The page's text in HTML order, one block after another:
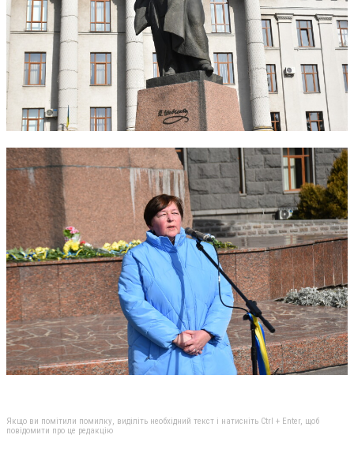
Якщо ви помітили помилку, виділіть необхідний текст і натисніть Ctrl + Enter, щоб
повідомити про це редакцію